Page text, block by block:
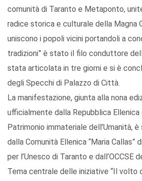
comunità di Taranto e Metaponto,
radice storica e culturale della Magna
uniscono i popoli vicini portandoli a
tradizioni” è stato il filo conduttore
stata articolata in tre giorni e si è
degli Specchi di Palazzo di Città.
La manifestazione, giunta alla nona
ufficialmente dalla Repubblica Ellenica
Patrimonio immateriale dell’Umanità,
dalla Comunità Ellenica “Maria Callas”
per l’Unesco di Taranto e dall’OCCSE
Tema centrale delle iniziative “Il volto